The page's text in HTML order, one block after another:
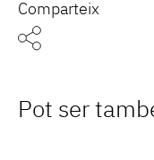
Comparteix
Pot ser